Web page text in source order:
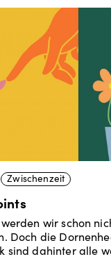
Zwischenzeit
werden wir schon
Doch die
sind dahinter alle